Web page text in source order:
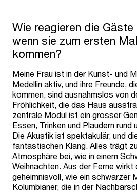
Wie reagieren die Gäste
wenn sie zum ersten
kommen?
Meine Frau ist in der Kunst- und
Medellin aktiv, und ihre Freunde,
kommen, sind ausnahmslos von
Fröhlichkeit, die das Haus
zentrale Modul ist ein grosser
Essen, Trinken und Plaudern rund
Die Akustik ist spektakulär, und
fantastischen Klang. Alles trägt
Atmosphäre bei, wie in einem
Weihnachten. Aus der Ferne
geheimnisvoll, wie ein schwarzer
Kolumbianer, die in der